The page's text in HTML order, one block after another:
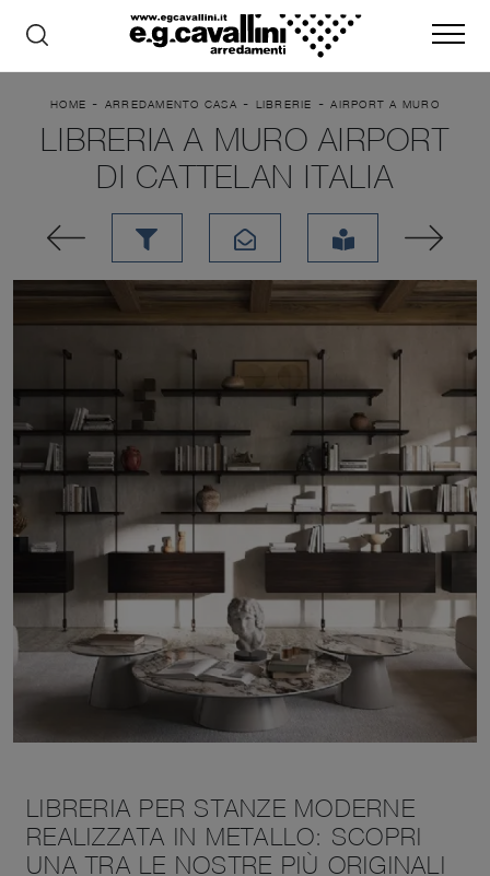
HOME - ARREDAMENTO CASA - LIBRERIE -AIRPORT A MURO
LIBRERIA A MURO AIRPORT
DI CATTELAN ITALIA
LIBRERIA PER STANZE MODERNE
REALIZZATA IN METALLO: SCOPRI
UNA TRA LE NOSTRE PIÙ ORIGINALI